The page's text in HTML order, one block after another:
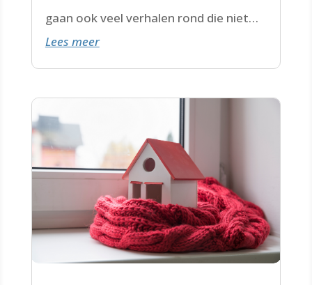
gaan ook veel verhalen rond die niet
helemaal kloppen.
Lees meer